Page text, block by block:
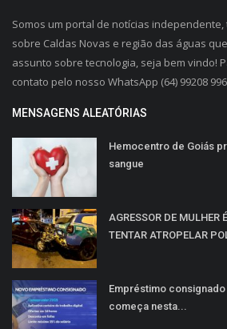
Somos um portal de notícias
sobre Caldas Novas e região das águas
assunto sobre tecnologia, seja bem vindo!
contato pelo nosso WhatsApp (64) 99208
MENSAGENS ALEATÓRIAS
Hemocentro de Goiás
sangue
AGRESSOR DE MULHER
TENTAR ATROPELAR
Empréstimo
começa nesta...